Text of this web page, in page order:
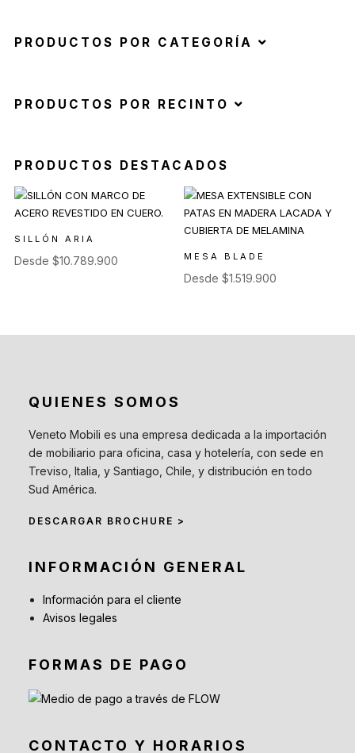
PRODUCTOS POR CATEGORÍA
PRODUCTOS POR RECINTO
PRODUCTOS DESTACADOS
SILLÓN ARIA
Desde $10.789.900 MESA BLADE
Desde$1.519.900
QUIENES SOMOS
Veneto Mobili es una empresa dedicada a la importación
de mobiliario para oficina, casa y hotelería, con sede en
Treviso, Italia, y Santiago, Chile, y distribución en todo
Sud América.
DESCARGAR BROCHURE >
INFORMACIÓN GENERAL
Información para el cliente
Avisos legales
FORMAS DE PAGO
CONTACTO Y HORARIOS